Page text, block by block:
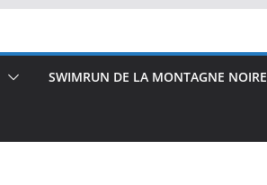
SWIMRUN DE LA MONTAGNE NOIRE